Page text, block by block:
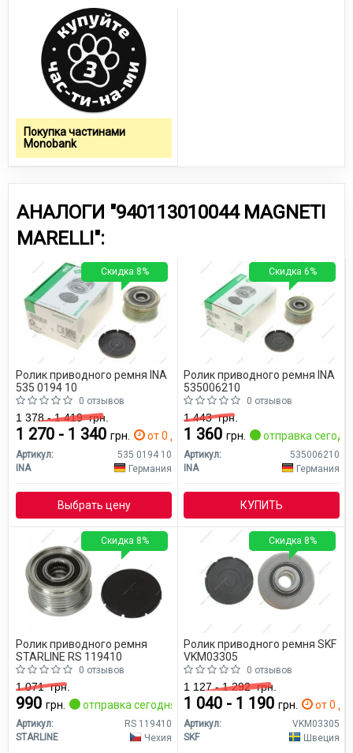
Покупка частинами
Monobank
АНАЛОГИ "940113010044 MAGNETI
MARELLI":
Ролик приводного ремня INA
535 0194 10
0 отзывов
1 378 - 1 419грн.
1 270 - 1 340 грн. от 0 дн.
Артикул:
535 0194 10
INA
Германия
Выбрать цену
Скидка 8%
Ролик приводного ремня INA
535006210
0 отзывов
1 443грн.
1 360 грн. отправка
Артикул:
535006210
INA
Германия
КУПИТЬ
Скидка 6%
Ролик приводного ремня
STARLINE RS 119410
0 отзывов
1 071грн.
990 грн. отправка сегодня
Артикул:
RS 119410
STARLINE
Чехия
Скидка 8%
Ролик приводного ремня SKF
VKM03305
0 отзывов
1 127 - 1 292грн.
1 040 - 1 190 грн. от 0 дн.
Артикул:
VKM03305
SKF
Швеция
Скидка 8%